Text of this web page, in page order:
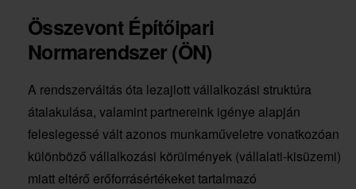
Összevont Építőipari
Normarendszer (ÖN)
A rendszerváltás óta lezajlott vállalkozási struktúra
átalakulása, valamint partnereink igénye alapján
feleslegessé vált azonos munkaműveletre vonatkozóan
különböző vállalkozási körülmények (vállalati-kisüzemi)
miatt eltérő erőforrásértékeket tartalmazó